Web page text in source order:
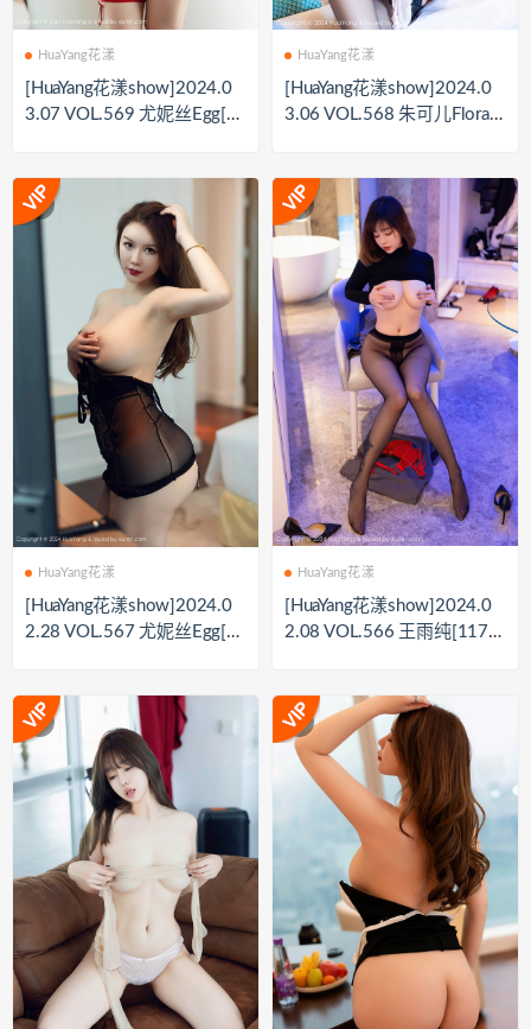
HuaYang花漾
[HuaYang花漾show]2024.0
3.07 VOL.569 尤妮丝Egg[6
HuaYang花漾
[HuaYang花漾show]2024.0
3.06 VOL.568 朱可儿Flora[6
HuaYang花漾
[HuaYang花漾show]2024.0
2.28 VOL.567 尤妮丝Egg[4
HuaYang花漾
[HuaYang花漾show]2024.0
2.08 VOL.566 王雨纯[117+